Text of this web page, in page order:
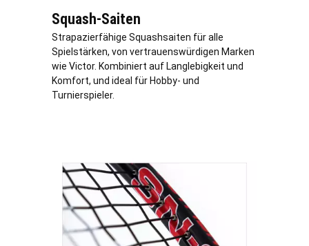
Squash-Saiten
Strapazierfähige Squashsaiten für alle
Spielstärken, von vertrauenswürdigen Marken
wie Victor. Kombiniert auf Langlebigkeit und
Komfort, und ideal für Hobby- und
Turnierspieler.